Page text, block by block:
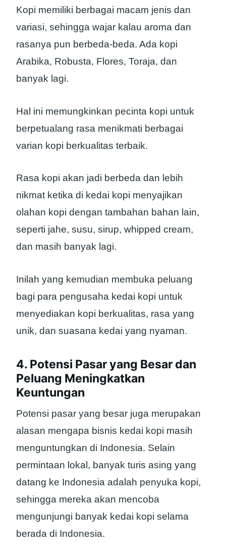
Kopi memiliki berbagai macam jenis dan
variasi, sehingga wajar kalau aroma dan
rasanya pun berbeda-beda. Ada kopi
Arabika, Robusta, Flores, Toraja, dan
banyak lagi.
Hal ini memungkinkan pecinta kopi untuk
berpetualang rasa menikmati berbagai
varian kopi berkualitas terbaik.
Rasa kopi akan jadi berbeda dan lebih
nikmat ketika di kedai kopi menyajikan
olahan kopi dengan tambahan bahan lain,
seperti jahe, susu, sirup, whipped cream,
dan masih banyak lagi.
Inilah yang kemudian membuka peluang
bagi para pengusaha kedai kopi untuk
menyediakan kopi berkualitas, rasa yang
unik, dan suasana kedai yang nyaman.
4. Potensi Pasar yang Besar dan
Peluang Meningkatkan
Keuntungan
Potensi pasar yang besar juga merupakan
alasan mengapa bisnis kedai kopi masih
menguntungkan di Indonesia. Selain
permintaan lokal, banyak turis asing yang
datang ke Indonesia adalah penyuka kopi,
sehingga mereka akan mencoba
mengunjungi banyak kedai kopi selama
berada di Indonesia.